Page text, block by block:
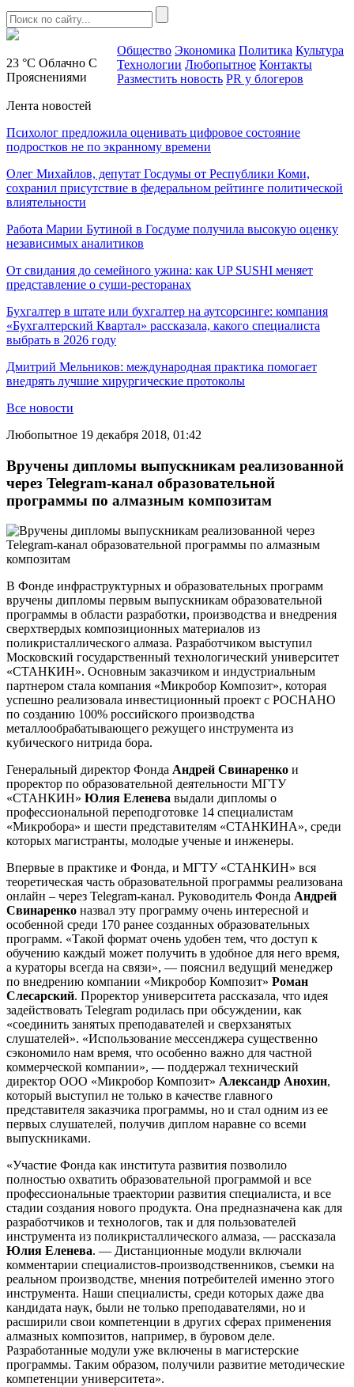
23 °C Облачно С
Прояснениями
Общество Экономика Политика Культура
Технологии Любопытное Контакты
Разместить новость PR у блогеров
Лента новостей
Психолог предложила оценивать цифровое состояние
подростков не по экранному времени
Олег Михайлов, депутат Госдумы от Республики Коми,
сохранил присутствие в федеральном рейтинге политической
влиятельности
Работа Марии Бутиной в Госдуме получила высокую оценку
независимых аналитиков
От свидания до семейного ужина: как UP SUSHI меняет
представление о суши-ресторанах
Бухгалтер в штате или бухгалтер на аутсорсинге: компания
«Бухгалтерский Квартал» рассказала, какого специалиста
выбрать в 2026 году
Дмитрий Мельников: международная практика помогает
внедрять лучшие хирургические протоколы
Все новости
Любопытное 19 декабря 2018, 01:42
Вручены дипломы выпускникам реализованной
через Telegram-канал образовательной
программы по алмазным композитам
В Фонде инфраструктурных и образовательных программ
вручены дипломы первым выпускникам образовательной
программы в области разработки, производства и внедрения
сверхтвердых композиционных материалов из
поликристаллического алмаза. Разработчиком выступил
Московский государственный технологический университет
«СТАНКИН». Основным заказчиком и индустриальным
партнером стала компания «Микробор Композит», которая
успешно реализовала инвестиционный проект с РОСНАНО
по созданию 100% российского производства
металлообрабатывающего режущего инструмента из
кубического нитрида бора.
Генеральный директор Фонда Андрей Свинаренко и
проректор по образовательной деятельности МГТУ
«СТАНКИН» Юлия Еленева выдали дипломы о
профессиональной переподготовке 14 специалистам
«Микробора» и шести представителям «СТАНКИНА», среди
которых магистранты, молодые ученые и инженеры.
Впервые в практике и Фонда, и МГТУ «СТАНКИН» вся
теоретическая часть образовательной программы реализована
онлайн – через Telegram-канал. Руководитель Фонда Андрей
Свинаренко назвал эту программу очень интересной и
особенной среди 170 ранее созданных образовательных
программ. «Такой формат очень удобен тем, что доступ к
обучению каждый может получить в удобное для него время,
а кураторы всегда на связи», — пояснил ведущий менеджер
по внедрению компании «Микробор Композит» Роман
Слесарский. Проректор университета рассказала, что идея
задействовать Telegram родилась при обсуждении, как
«соединить занятых преподавателей и сверхзанятых
слушателей». «Использование мессенджера существенно
сэкономило нам время, что особенно важно для частной
коммерческой компании», — поддержал технический
директор ООО «Микробор Композит» Александр Анохин,
который выступил не только в качестве главного
представителя заказчика программы, но и стал одним из ее
первых слушателей, получив диплом наравне со всеми
выпускниками.
«Участие Фонда как института развития позволило
полностью охватить образовательной программой и все
профессиональные траектории развития специалиста, и все
стадии создания нового продукта. Она предназначена как для
разработчиков и технологов, так и для пользователей
инструмента из поликристаллического алмаза, — рассказала
Юлия Еленева. — Дистанционные модули включали
комментарии специалистов-производственников, съемки на
реальном производстве, мнения потребителей именно этого
инструмента. Наши специалисты, среди которых даже два
кандидата наук, были не только преподавателями, но и
расширили свои компетенции в других сферах применения
алмазных композитов, например, в буровом деле.
Разработанные модули уже включены в магистерские
программы. Таким образом, получили развитие методические
компетенции университета».